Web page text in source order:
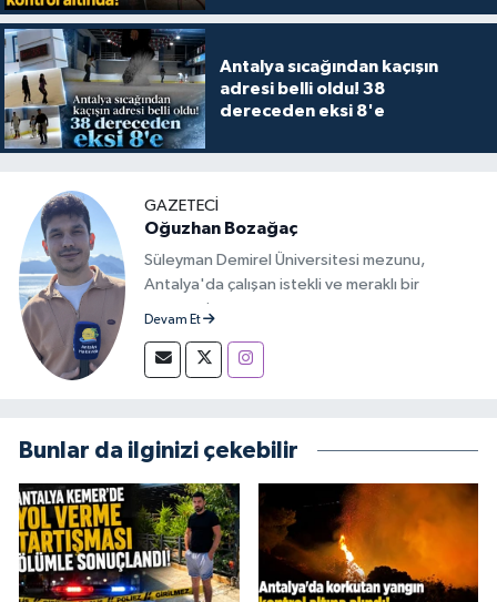
Antalya sıcağından kaçışın
adresi belli oldu! 38
dereceden eksi 8'e
GAZETECİ
Oğuzhan Bozağaç
Süleyman Demirel Üniversitesi mezunu,
Antalya'da çalışan istekli ve meraklı bir
gazeteci.
Devam Et
Bunlar da ilginizi çekebilir